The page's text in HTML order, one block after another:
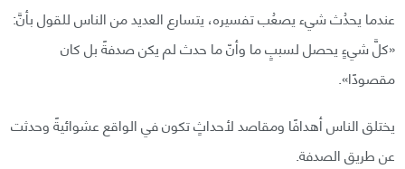
عندما يحدُث شيء يصعُب تفسيره، يتسارع العديد من الناس للقول بأنَّ:
«كلَّ شيءٍ يحصل لسببٍ ما وأنّ ما حدث لم يكن صدفةً بل كان
مقصودًا».
يختلق الناس أهدافًا ومقاصد لأحداثٍ تكون في الواقع عشوائيةً وحدثت
عن طريق الصدفة.